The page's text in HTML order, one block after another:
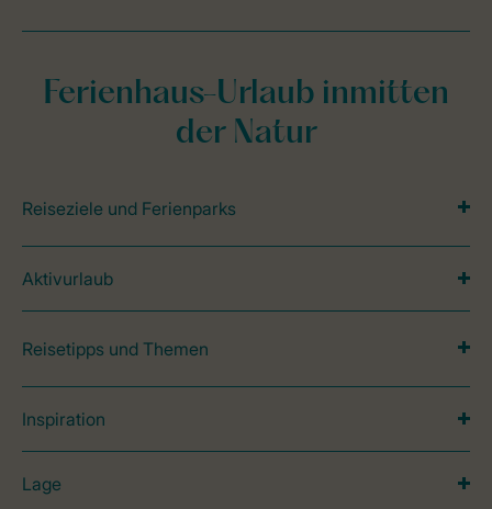
Ferienhaus-Urlaub inmitten
der Natur
Reiseziele und Ferienparks
Aktivurlaub
Reisetipps und Themen
Inspiration
Lage